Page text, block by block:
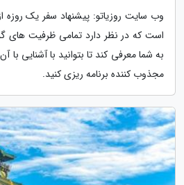
وب سایت روزیاتو: پیشنهاد سفر یک روزه
است که در نظر دارد تمامی ظرفیت های
به شما معرفی کند تا بتوانید با آشنایی
مجذوب کننده برنامه ریزی کنید.